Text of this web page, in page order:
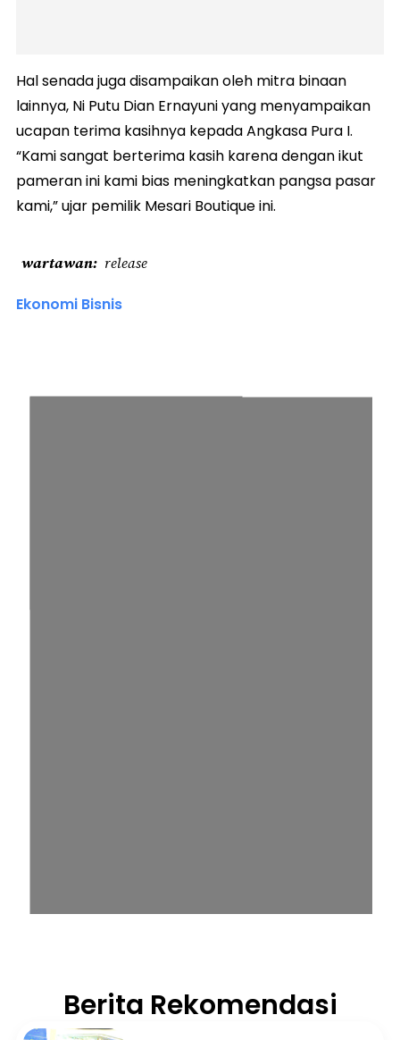
Hal senada juga disampaikan oleh mitra binaan
lainnya, Ni Putu Dian Ernayuni yang menyampaikan
ucapan terima kasihnya kepada Angkasa Pura I.
“Kami sangat berterima kasih karena dengan ikut
pameran ini kami bias meningkatkan pangsa pasar
kami,” ujar pemilik Mesari Boutique ini.
wartawan release
Ekonomi Bisnis
Berita Rekomendasi